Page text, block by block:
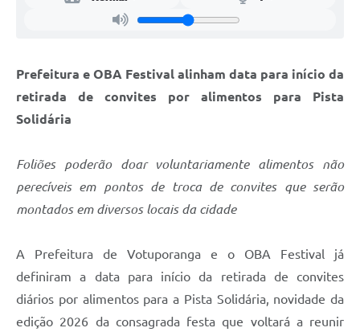
Telefones Úteis
Contato
Prefeitura e OBA Festival alinham data para início da
retirada de convites por alimentos para Pista
Solidária
Foliões poderão doar voluntariamente alimentos não
perecíveis em pontos de troca de convites que serão
montados em diversos locais da cidade
A Prefeitura de Votuporanga e o OBA Festival já
definiram a data para início da retirada de convites
diários por alimentos para a Pista Solidária, novidade da
edição 2026 da consagrada festa que voltará a reunir